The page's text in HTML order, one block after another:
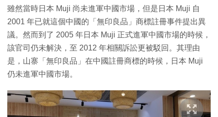
雖然當時日本 Muji 尚未進軍中國市場，但是日本 Muji 自
2001 年已就這個中國的「無印良品」商標註冊事件提出異
議。然而到了 2005 年日本 Muji 正式進軍中國市場的時候，
該官司仍未解決，至 2012 年相關訴訟更被駁回。其理由
是，山寨「無印良品」在中國註冊商標的時候，日本 Muji
仍未進軍中國市場。